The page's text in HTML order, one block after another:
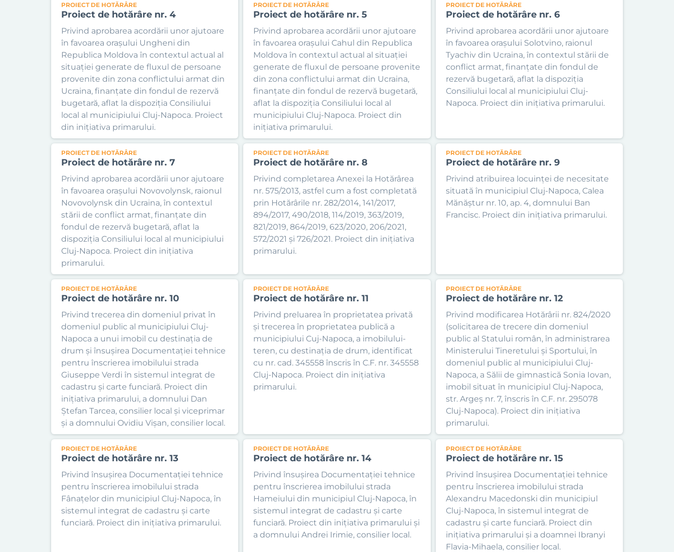
PROIECT DE HOTĂRÂRE
Proiect de hotărâre nr. 4
Privind aprobarea acordării unor ajutoare
în favoarea orașului Ungheni din
Republica Moldova în contextul actual al
situației generate de fluxul de persoane
provenite din zona conflictului armat din
Ucraina, finanțate din fondul de rezervă
bugetară, aflat la dispoziția Consiliului
local al municipiului Cluj-Napoca. Proiect
din inițiativa primarului.
PROIECT DE HOTĂRÂRE
Proiect de hotărâre nr. 5
Privind aprobarea acordării unor ajutoare
în favoarea orașului Cahul din Republica
Moldova în contextul actual al situației
generate de fluxul de persoane provenite
din zona conflictului armat din Ucraina,
finanțate din fondul de rezervă bugetară,
aflat la dispoziția Consiliului local al
municipiului Cluj-Napoca. Proiect din
inițiativa primarului.
PROIECT DE HOTĂRÂRE
Proiect de hotărâre nr. 6
Privind aprobarea acordării unor ajutoare
în favoarea orașului Solotvino, raionul
Tyachiv din Ucraina, în contextul stării de
conflict armat, finanțate din fondul de
rezervă bugetară, aflat la dispoziția
Consiliului local al municipiului Cluj-
Napoca. Proiect din inițiativa primarului.
PROIECT DE HOTĂRÂRE
Proiect de hotărâre nr. 7
Privind aprobarea acordării unor ajutoare
în favoarea orașului Novovolynsk, raionul
Novovolynsk din Ucraina, în contextul
stării de conflict armat, finanțate din
fondul de rezervă bugetară, aflat la
dispoziția Consiliului local al municipiului
Cluj-Napoca. Proiect din inițiativa
primarului.
PROIECT DE HOTĂRÂRE
Proiect de hotărâre nr. 8
Privind completarea Anexei la Hotărârea
nr. 575/2013, astfel cum a fost completată
prin Hotărârile nr. 282/2014, 141/2017,
894/2017, 490/2018, 114/2019, 363/2019,
821/2019, 864/2019, 623/2020, 206/2021,
572/2021 și 726/2021. Proiect din inițiativa
primarului.
PROIECT DE HOTĂRÂRE
Proiect de hotărâre nr. 9
Privind atribuirea locuinței de necesitate
situată în municipiul Cluj-Napoca, Calea
Mănăștur nr. 10, ap. 4, domnului Ban
Francisc. Proiect din inițiativa primarului.
PROIECT DE HOTĂRÂRE
Proiect de hotărâre nr. 10
Privind trecerea din domeniul privat în
domeniul public al municipiului Cluj-
Napoca a unui imobil cu destinația de
drum și însușirea Documentației tehnice
pentru înscrierea imobilului strada
Giuseppe Verdi în sistemul integrat de
cadastru și carte funciară. Proiect din
inițiativa primarului, a domnului Dan
Ștefan Tarcea, consilier local și viceprimar
și a domnului Ovidiu Vișan, consilier local.
PROIECT DE HOTĂRÂRE
Proiect de hotărâre nr. 11
Privind preluarea în proprietatea privată
și trecerea în proprietatea publică a
municipiului Cuj-Napoca, a imobilului-
teren, cu destinația de drum, identificat
cu nr. cad. 345558 înscris în C.F. nr. 345558
Cluj-Napoca. Proiect din inițiativa
primarului.
PROIECT DE HOTĂRÂRE
Proiect de hotărâre nr. 12
Privind modificarea Hotărârii nr. 824/2020
(solicitarea de trecere din domeniul
public al Statului român, în administrarea
Ministerului Tineretului și Sportului, în
domeniul public al municipiului Cluj-
Napoca, a Sălii de gimnastică Sonia Iovan,
imobil situat în municipiul Cluj-Napoca,
str. Argeș nr. 7, înscris în C.F. nr. 295078
Cluj-Napoca). Proiect din inițiativa
primarului.
PROIECT DE HOTĂRÂRE
Proiect de hotărâre nr. 13
Privind însușirea Documentației tehnice
pentru înscrierea imobilului strada
Fânațelor din municipiul Cluj-Napoca, în
sistemul integrat de cadastru și carte
funciară. Proiect din inițiativa primarului.
PROIECT DE HOTĂRÂRE
Proiect de hotărâre nr. 14
Privind însușirea Documentației tehnice
pentru înscrierea imobilului strada
Hameiului din municipiul Cluj-Napoca, în
sistemul integrat de cadastru și carte
funciară. Proiect din inițiativa primarului și
a domnului Andrei Irimie, consilier local.
PROIECT DE HOTĂRÂRE
Proiect de hotărâre nr. 15
Privind însușirea Documentației tehnice
pentru înscrierea imobilului strada
Alexandru Macedonski din municipiul
Cluj-Napoca, în sistemul integrat de
cadastru și carte funciară. Proiect din
inițiativa primarului și a doamnei Ibranyi
Flavia-Mihaela, consilier local.